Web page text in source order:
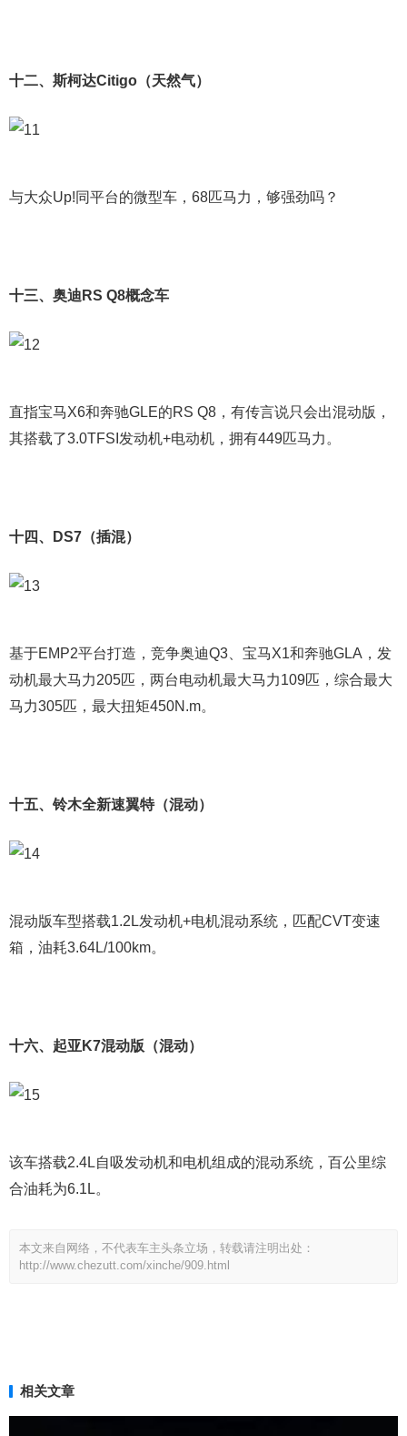
十二、斯柯达Citigo（天然气）
与大众Up!同平台的微型车，68匹马力，够强劲吗？
十三、奥迪RS Q8概念车
直指宝马X6和奔驰GLE的RS Q8，有传言说只会出混动版，
其搭载了3.0TFSI发动机+电动机，拥有449匹马力。
十四、DS7（插混）
基于EMP2平台打造，竞争奥迪Q3、宝马X1和奔驰GLA，发
动机最大马力205匹，两台电动机最大马力109匹，综合最大
马力305匹，最大扭矩450N.m。
十五、铃木全新速翼特（混动）
混动版车型搭载1.2L发动机+电机混动系统，匹配CVT变速
箱，油耗3.64L/100km。
十六、起亚K7混动版（混动）
该车搭载2.4L自吸发动机和电机组成的混动系统，百公里综
合油耗为6.1L。
本文来自网络，不代表车主头条立场，转载请注明出处：
http://www.chezutt.com/xinche/909.html
相关文章